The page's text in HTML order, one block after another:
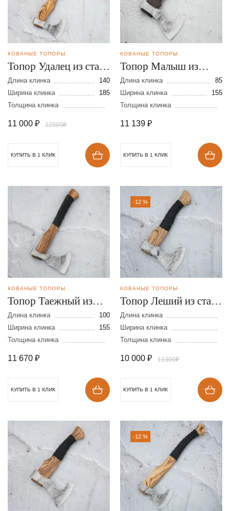
КОВАНЫЕ ТОПОРЫ
Топор Удалец из стали
9ХС
Длина клинка
140
Ширина клинка
185
Толщина клинка
11 000 ₽ 12500₽
КУПИТЬ В 1 КЛИК
КОВАНЫЕ ТОПОРЫ
Топор Малыш из
стали 9ХС
Длина клинка
85
Ширина клинка
155
Толщина клинка
11 139 ₽
КУПИТЬ В 1 КЛИК
КОВАНЫЕ ТОПОРЫ
Топор Таежный из
стали 9ХС
Длина клинка
100
Ширина клинка
155
Толщина клинка
11 670 ₽
КУПИТЬ В 1 КЛИК
-12 %
КОВАНЫЕ ТОПОРЫ
Топор Леший из стали
9ХС
Длина клинка
Ширина клинка
Толщина клинка
10 000 ₽ 11300₽
КУПИТЬ В 1 КЛИК
-12 %